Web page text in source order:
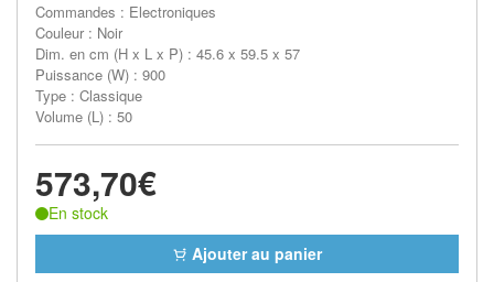
Commandes : Electroniques
Couleur : Noir
Dim. en cm (H x L x P) : 45.6 x 59.5 x 57
Puissance (W) : 900
Type : Classique
Volume (L) : 50
573,70€
En stock
Ajouter au panier